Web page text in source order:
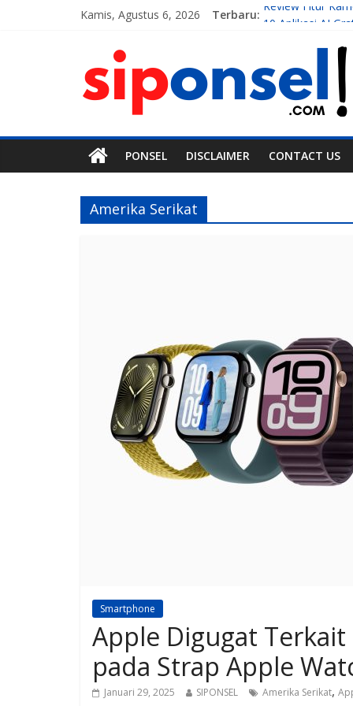
Kamis, Agustus 6, 2026 Terbaru: Review Fitur
7 Handphone
Teknologi
Tren Teknologi
PONSEL DISCLAIMER CONTACT US
Amerika Serikat
Smartphone
Apple Digugat
pada Strap Apple
Januari 29, 2025 SIPONSEL Amerika Serikat,